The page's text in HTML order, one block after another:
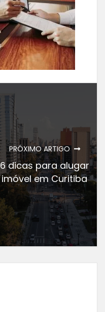
PRÓXIMO ARTIGO
6 dicas para alugar
imóvel em Curitiba